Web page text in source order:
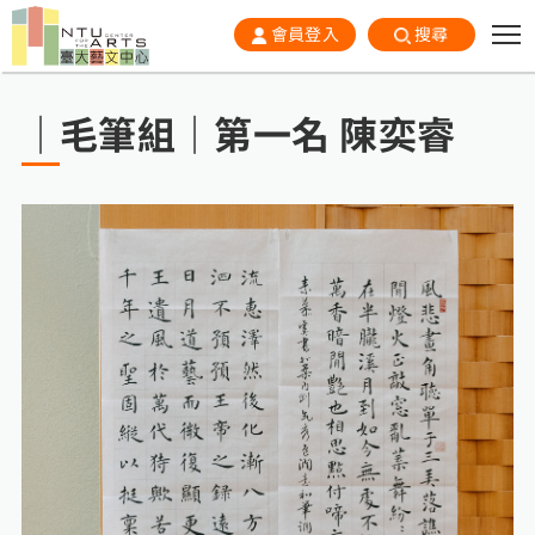
會員登入 搜尋
｜毛筆組｜第一名 陳奕睿